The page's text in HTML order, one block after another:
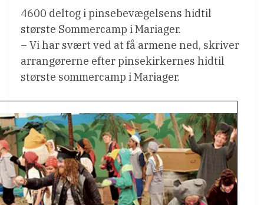
4600 deltog i pinsebevægelsens hidtil
største Sommercamp i Mariager.
– Vi har svært ved at få armene ned, skriver
arrangørerne efter pinsekirkernes hidtil
største sommercamp i Mariager.